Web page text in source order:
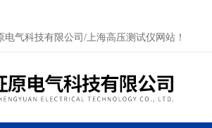
气科技有限公司/上海高压测试仪网站！